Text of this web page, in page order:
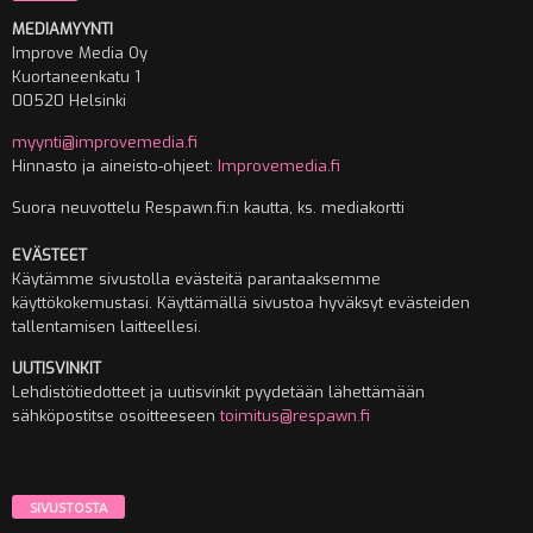
MEDIAMYYNTI
Improve Media Oy
Kuortaneenkatu 1
00520 Helsinki
myynti@improvemedia.fi
Hinnasto ja aineisto-ohjeet: Improvemedia.fi
Suora neuvottelu Respawn.fi:n kautta, ks. mediakortti
EVÄSTEET
Käytämme sivustolla evästeitä parantaaksemme
käyttökokemustasi. Käyttämällä sivustoa hyväksyt evästeiden
tallentamisen laitteellesi.
UUTISVINKIT
Lehdistötiedotteet ja uutisvinkit pyydetään lähettämään
sähköpostitse osoitteeseentoimitus@respawn.fi
SIVUSTOSTA